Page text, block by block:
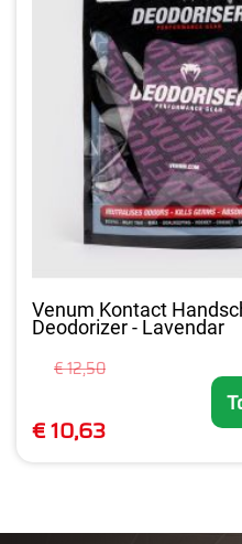
Venum Kontact
Deodorizer - Lavendar
€ 12,50
€ 10,63